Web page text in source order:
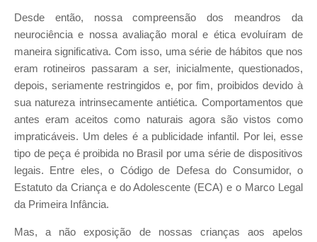
Desde então, nossa compreensão dos meandros da
neurociência e nossa avaliação moral e ética evoluíram de
maneira significativa. Com isso, uma série de hábitos que nos
eram rotineiros passaram a ser, inicialmente, questionados,
depois, seriamente restringidos e, por fim, proibidos devido à
sua natureza intrinsecamente antiética. Comportamentos que
antes eram aceitos como naturais agora são vistos como
impraticáveis. Um deles é a publicidade infantil. Por lei, esse
tipo de peça é proibida no Brasil por uma série de dispositivos
legais. Entre eles, o Código de Defesa do Consumidor, o
Estatuto da Criança e do Adolescente (ECA) e o Marco Legal
da Primeira Infância.
Mas, a não exposição de nossas crianças aos apelos